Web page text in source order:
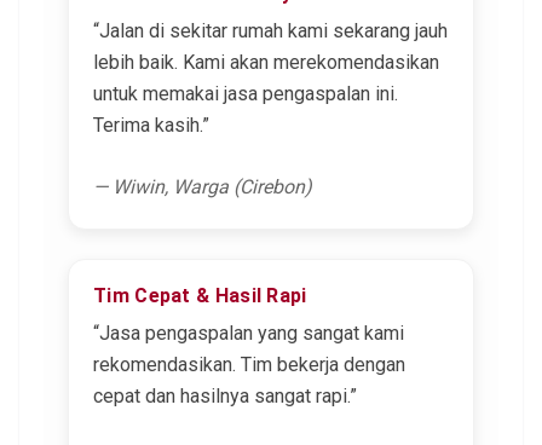
“Jalan di sekitar rumah kami sekarang jauh
lebih baik. Kami akan merekomendasikan
untuk memakai jasa pengaspalan ini.
Terima kasih.”
— Wiwin, Warga (Cirebon)
Tim Cepat & Hasil Rapi
“Jasa pengaspalan yang sangat kami
rekomendasikan. Tim bekerja dengan
cepat dan hasilnya sangat rapi.”